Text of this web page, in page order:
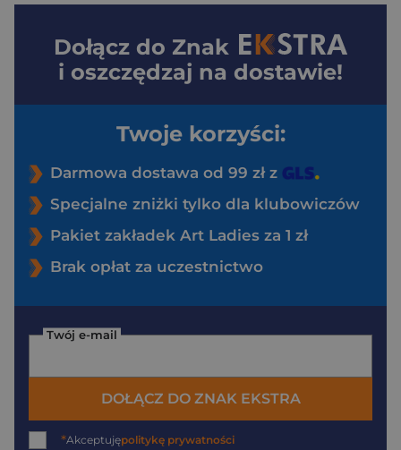
Dołącz do Znak
i oszczędzaj na dostawie!
Twoje korzyści:
Darmowa dostawa od 99 zł z
Specjalne zniżki tylko dla klubowiczów
Pakiet zakładek Art Ladies za 1 zł
Brak opłat za uczestnictwo
Twój e-mail
DOŁĄCZ DO ZNAK EKSTRA
*Akceptujępolitykę prywatności